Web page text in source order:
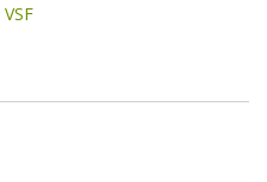
VSF